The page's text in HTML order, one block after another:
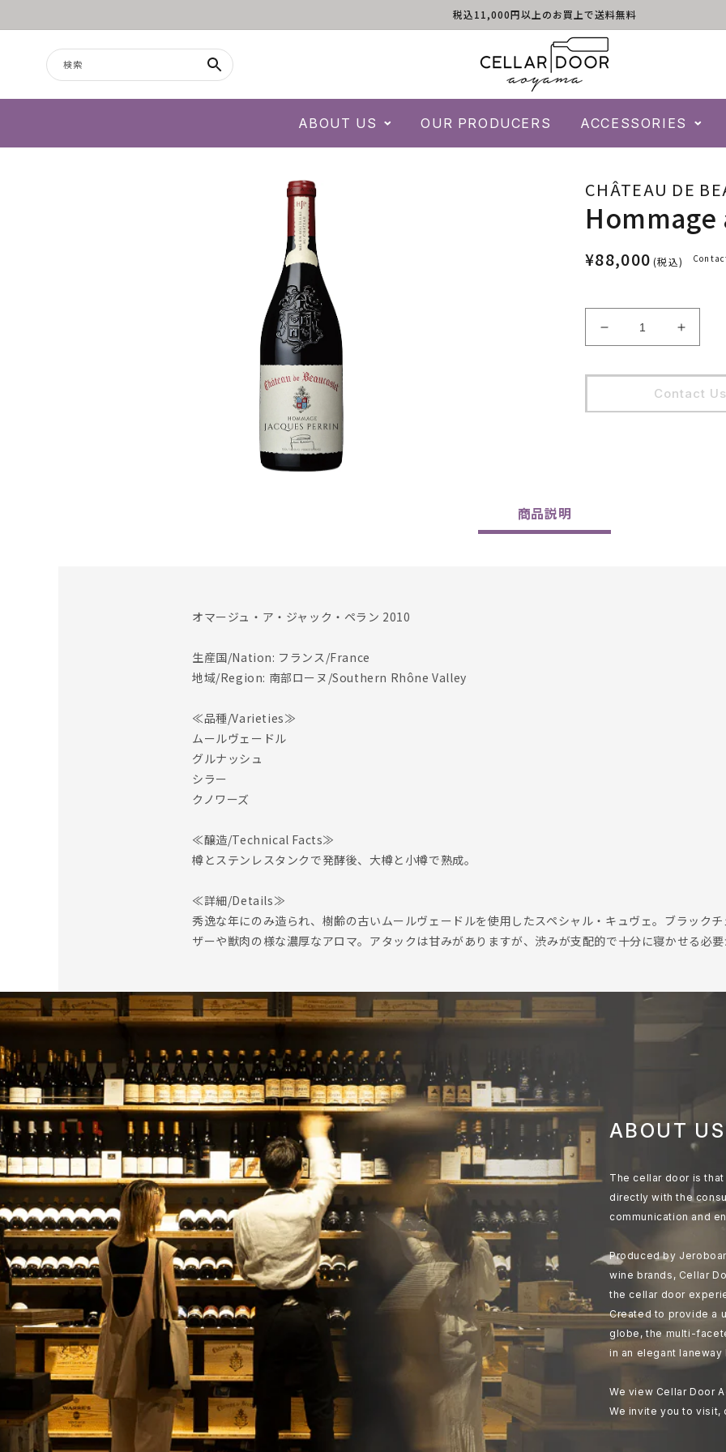
税込11,000円以上のお買上で送料無料
検索
ABOUT US OUR PRODUCERS ACCESSORIES
CHÂTEAU DE
Hommage
¥88,000 (税込)
Hommage
a
す
a
Perrin
2010
Contact Us
商品説明
オマージュ・ア・ジャック・ペラン 2010
生産国/Nation: フランス/France
地域/Region: 南部ローヌ/Southern Rhône Valley
≪品種/Varieties≫
ムールヴェードル
グルナッシュ
シラー
クノワーズ
≪醸造/Technical Facts≫
樽とステンレスタンクで発酵後、大樽と小樽で熟成。
≪詳細/Details≫
秀逸な年にのみ造られ、樹齢の古いムールヴェードルを使用したスペシャル・キュヴェ。ブラック
ザーや獣肉の様な濃厚なアロマ。アタックは甘みがありますが、渋みが支配的で十分に寝かせる必
ABOUT US
The cellar door is
directly with the
communication and
Produced by
wine brands, Cellar
the cellar door
Created to provide a
globe, the multi-
in an elegant laneway
We view Cellar Door
We invite you to visit,